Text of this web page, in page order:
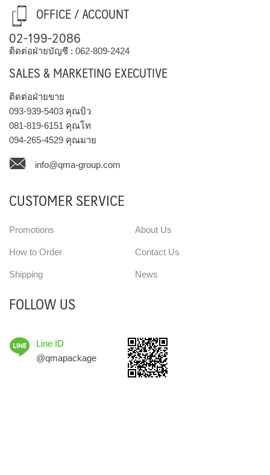
OFFICE / ACCOUNT
02-199-2086
ติดต่อฝ่ายบัญชี : 062-809-2424
SALES & MARKETING EXECUTIVE
ติดต่อฝ่ายขาย
093-939-5403 คุณบิว
081-819-6151 คุณโท
094-265-4529 คุณมาย
info@qma-group.com
CUSTOMER SERVICE
Promotions
How to Order
Shipping
About Us
Contact Us
News
FOLLOW US
Line ID
@qmapackage